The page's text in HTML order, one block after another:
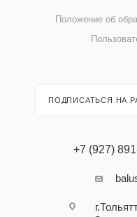
Положение об
ПОДПИСАТЬСЯ НА
+7 (927)